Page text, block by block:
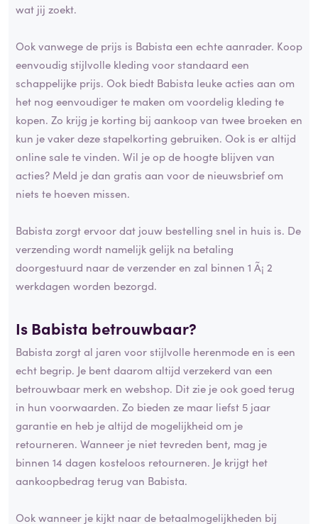
wat jij zoekt.
Ook vanwege de prijs is Babista een echte aanrader. Koop
eenvoudig stijlvolle kleding voor standaard een
schappelijke prijs. Ook biedt Babista leuke acties aan om
het nog eenvoudiger te maken om voordelig kleding te
kopen. Zo krijg je korting bij aankoop van twee broeken en
kun je vaker deze stapelkorting gebruiken. Ook is er altijd
online sale te vinden. Wil je op de hoogte blijven van
acties? Meld je dan gratis aan voor de nieuwsbrief om
niets te hoeven missen.
Babista zorgt ervoor dat jouw bestelling snel in huis is. De
verzending wordt namelijk gelijk na betaling
doorgestuurd naar de verzender en zal binnen 1 Ã¡ 2
werkdagen worden bezorgd.
Is Babista betrouwbaar?
Babista zorgt al jaren voor stijlvolle herenmode en is een
echt begrip. Je bent daarom altijd verzekerd van een
betrouwbaar merk en webshop. Dit zie je ook goed terug
in hun voorwaarden. Zo bieden ze maar liefst 5 jaar
garantie en heb je altijd de mogelijkheid om je
retourneren. Wanneer je niet tevreden bent, mag je
binnen 14 dagen kosteloos retourneren. Je krijgt het
aankoopbedrag terug van Babista.
Ook wanneer je kijkt naar de betaalmogelijkheden bij